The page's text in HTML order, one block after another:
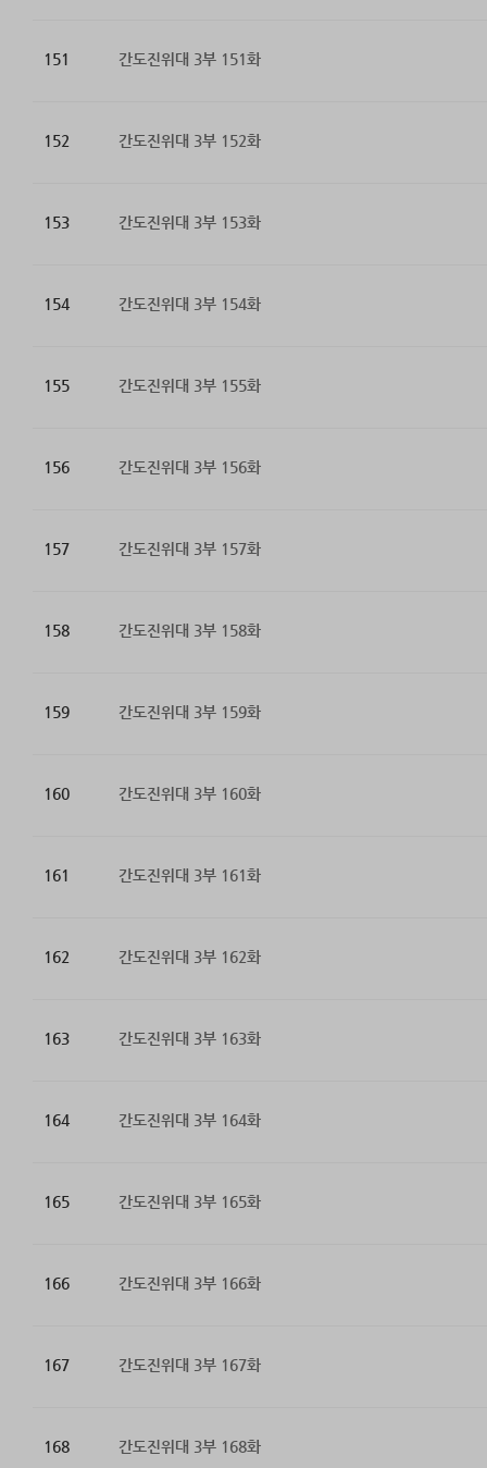
151 간도진위대 3부 151화
152 간도진위대 3부 152화
153 간도진위대 3부 153화
154 간도진위대 3부 154화
155 간도진위대 3부 155화
156 간도진위대 3부 156화
157 간도진위대 3부 157화
158 간도진위대 3부 158화
159 간도진위대 3부 159화
160 간도진위대 3부 160화
161 간도진위대 3부 161화
162 간도진위대 3부 162화
163 간도진위대 3부 163화
164 간도진위대 3부 164화
165 간도진위대 3부 165화
166 간도진위대 3부 166화
167 간도진위대 3부 167화
168 간도진위대 3부 168화